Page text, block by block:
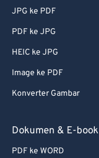
JPG ke PDF
PDF ke JPG
HEIC ke JPG
Image ke PDF
Konverter Gambar
Dokumen & E-book
PDF ke WORD